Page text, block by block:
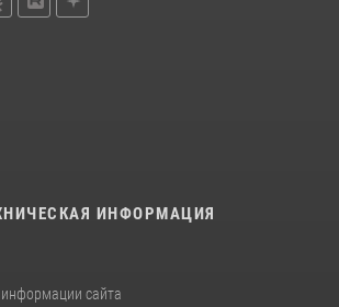
ИНФОРМАЦИЯ
сайта